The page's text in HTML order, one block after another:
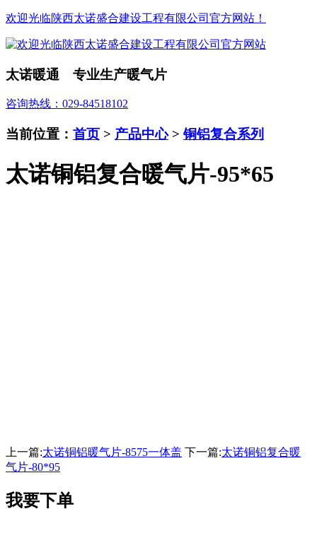
欢迎光临陕西太诺盛合建设工程有限公司官方网站！
太诺暖通 专业生产暖气片
咨询热线：029-84518102
当前位置： 首页 > 产品中心>铜铝复合系列
太诺铜铝复合暖气片-95*65
上一篇:太诺铜铝暖气片-8575一体盖 下一篇:太诺铜铝复合暖
气片-80*95
我要下单